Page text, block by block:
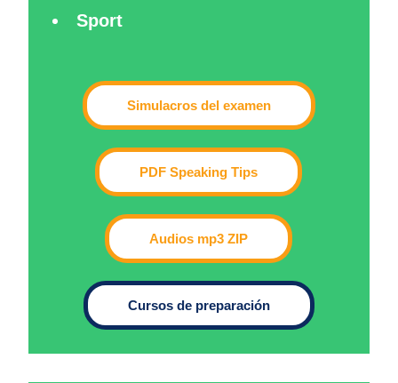
Sport
Simulacros del examen
PDF Speaking Tips
Audios mp3 ZIP
Cursos de preparación